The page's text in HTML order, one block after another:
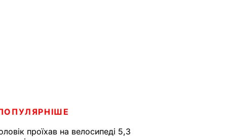
проїхав на велосипеді 5,3